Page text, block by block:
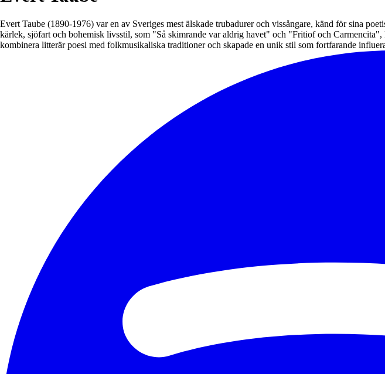
Evert Taube (1890-1976) var en av Sveriges mest älskade trubadurer och vissångare, känd för sina
kärlek, sjöfart och bohemisk livsstil, som "Så skimrande var aldrig havet" och "Fritiof och
kombinera litterär poesi med folkmusikaliska traditioner och skapade en unik stil som fortfarande